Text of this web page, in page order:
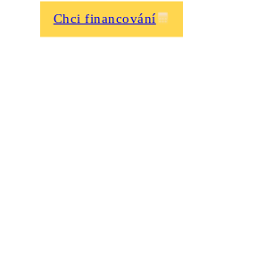
Chci financování